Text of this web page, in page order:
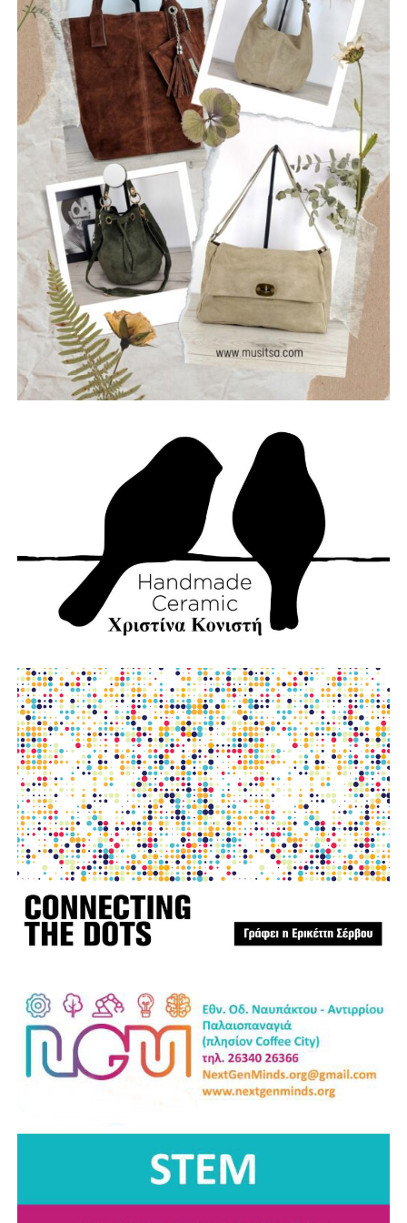
φιλοσοφία τους: να ραγίσουν τις βεβαιότητες, να σπάσουν
τη σιωπή και να αφήσουν το φως να περάσει μέσα από τις
ρωγμές της καθημερινότητας. Με ήχο που ισορροπεί
ανάμεσα στο εναλλακτικό ροκ, τον ελληνικό στίχο και την
ωμή ενέργεια της σκηνής, οι Ρωγμές δημιουργούν
μουσική που μιλά για την κοινωνία, τις εσωτερικές μάχες
και την ανάγκη για αλήθεια.
Μέλη του συγκροτήματος: Ανδρεόπουλος Αντώνης –
Φωνή & Κιθάρα, Σαράντης Δημήτρης – Κιθάρα, Νικολάου
Θωμάς – Μπάσο, Μηλιώνης Γρηγόρης – Τύμπανα.